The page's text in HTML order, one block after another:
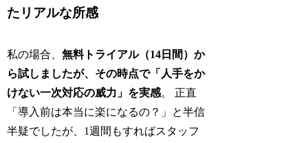
たリアルな所感
私の場合、無料トライアル（14日間）か
ら試しましたが、その時点で「人手をか
けない一次対応の威力」を実感。 正直
「導入前は本当に楽になるの？」と半信
半疑でしたが、1週間もすればスタッフ